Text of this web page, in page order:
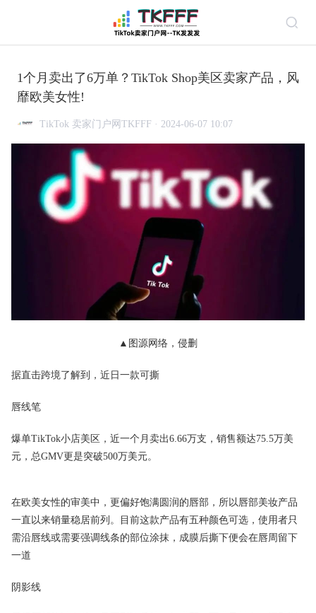
1个月卖出了6万单？TikTok Shop美区卖家产品，风
靡欧美女性!
TikTok 卖家门户网TKFFF · 2024-06-07 10:07
▲ 图源网络，侵删
据直击跨境了解到，近日一款可撕
唇线笔
爆单TikTok小店美区，近一个月卖出6.66万支，销售额达75.5万美
元，总GMV更是突破500万美元。
在欧美女性的审美中，更偏好饱满圆润的唇部，所以唇部美妆产品
一直以来销量稳居前列。目前这款产品有五种颜色可选，使用者只
需沿唇线或需要强调线条的部位涂抹，成膜后撕下便会在唇周留下
一道
阴影线